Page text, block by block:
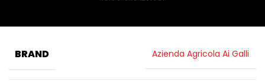
BRAND Azienda Agricola Ai Galli